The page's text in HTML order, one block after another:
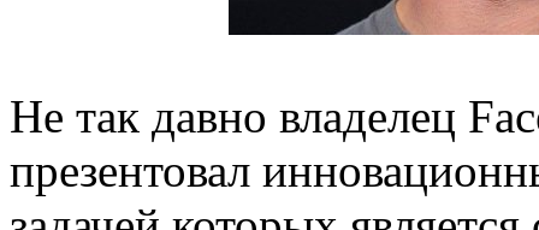
Не так давно владелец
презентовал